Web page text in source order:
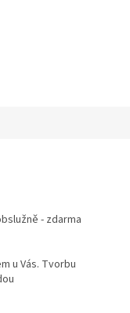
- zdarma
u Vás. Tvorbu